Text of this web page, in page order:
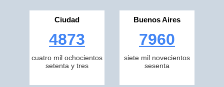
Ciudad
4873
cuatro mil ochocientos
setenta y tres
Buenos Aires
7960
siete mil novecientos
sesenta